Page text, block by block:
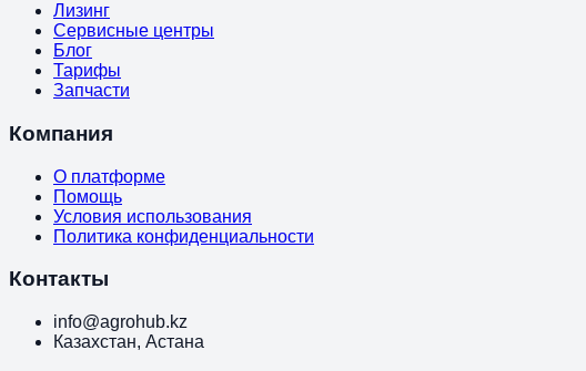
Лизинг
Сервисные центры
Блог
Тарифы
Запчасти
Компания
О платформе
Помощь
Условия использования
Политика конфиденциальности
Контакты
info@agrohub.kz
Казахстан, Астана